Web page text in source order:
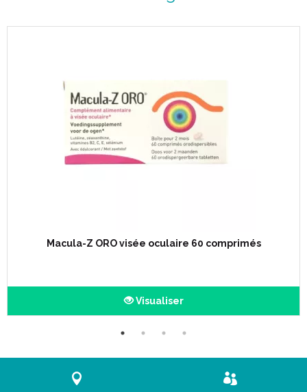
Macula-Z ORO visée oculaire 60 comprimés
Visualiser